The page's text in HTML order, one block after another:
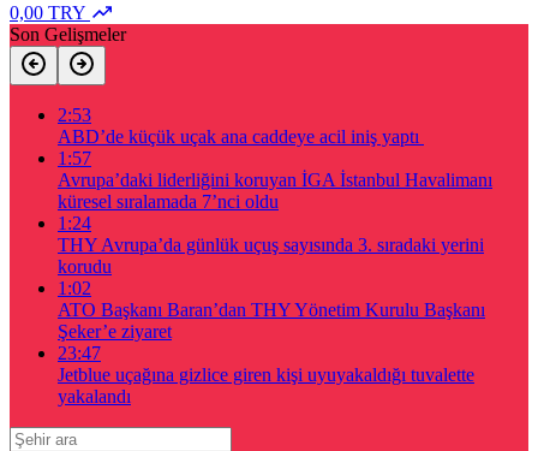
0,00 TRY
Son Gelişmeler
2:53
ABD’de küçük uçak ana caddeye acil iniş yaptı
1:57
Avrupa’daki liderliğini koruyan İGA İstanbul Havalimanı
küresel sıralamada 7’nci oldu
1:24
THY Avrupa’da günlük uçuş sayısında 3. sıradaki yerini
korudu
1:02
ATO Başkanı Baran’dan THY Yönetim Kurulu Başkanı
Şeker’e ziyaret
23:47
Jetblue uçağına gizlice giren kişi uyuyakaldığı tuvalette
yakalandı